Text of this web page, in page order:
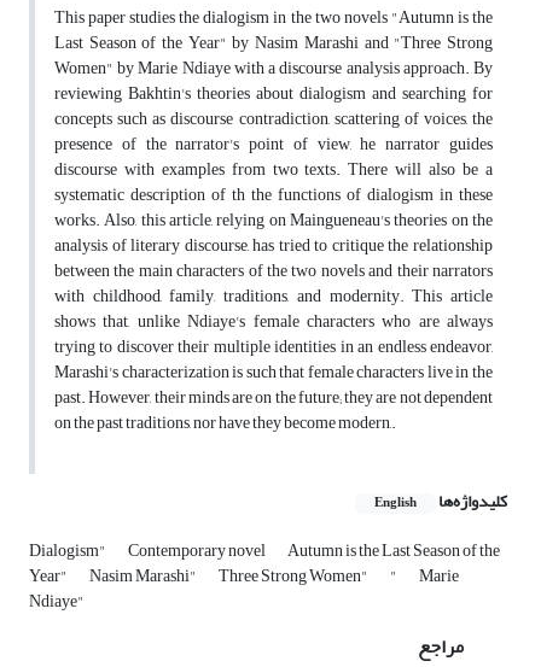
This paper studies the dialogism in the two novels "Autumn is the
Last Season of the Year" by Nasim Marashi and "Three Strong
Women" by Marie Ndiaye with a discourse analysis approach. By
reviewing Bakhtin's theories about dialogism and searching for
concepts such as discourse contradiction, scattering of voices, the
presence of the narrator's point of view, he narrator guides
discourse with examples from two texts. There will also be a
systematic description of th the functions of dialogism in these
works. Also, this article, relying on Maingueneau's theories on the
analysis of literary discourse, has tried to critique the relationship
between the main characters of the two novels and their narrators
with childhood, family, traditions, and modernity. This article
shows that, unlike Ndiaye's female characters who are always
trying to discover their multiple identities in an endless endeavor,
Marashi's characterization is such that female characters live in the
past. However, their minds are on the future; they are not dependent
on the past traditions, nor have they become modern,.
کلیدواژه‌ها English
Dialogism" Contemporary novel Autumn is the Last Season of the
Year" Nasim Marashi" Three Strong Women" " Marie
Ndiaye"
مراجع